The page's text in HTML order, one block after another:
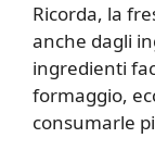
Ricorda, la
anche dagli
ingredienti
formaggio,
consumarle